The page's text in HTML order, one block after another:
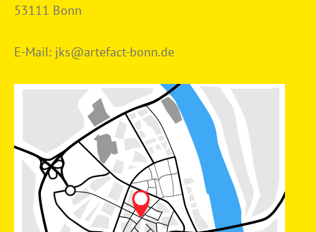
53111 Bonn
E-Mail: jks@artefact-bonn.de